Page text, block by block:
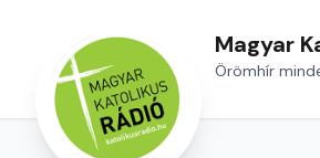
Magyar
Örömhír